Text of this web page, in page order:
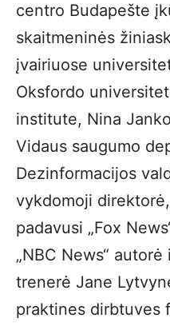
centro Budapešte
skaitmeninės
įvairiuose
Oksfordo
institute, Nina
Vidaus saugumo
Dezinformacijos
vykdomoji
padavusi „Fox
„NBC News“
trenerė Jane
praktines dirbtuves